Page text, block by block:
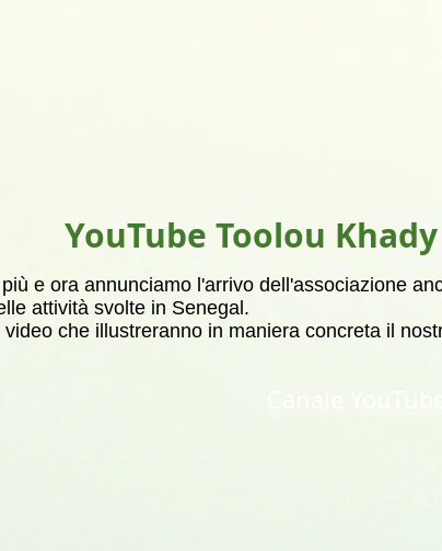
YouTube Toolou Khady
e ora annunciamo l'arrivo dell'associazione
attività svolte in Senegal.
che illustreranno in maniera concreta il